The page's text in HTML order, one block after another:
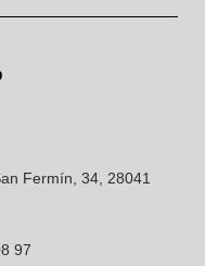
Fermín, 34, 28041
97